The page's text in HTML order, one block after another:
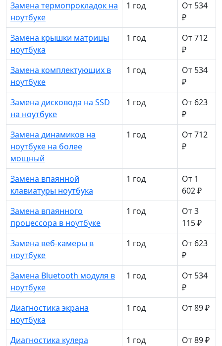
Замена термопрокладок на
ноутбуке
1 год
От 534
₽
Замена крышки матрицы
ноутбука
1 год
От 712
₽
Замена комплектующих в
ноутбуке
1 год
От 534
₽
Замена дисковода на SSD
на ноутбуке
1 год
От 623
₽
Замена динамиков на
ноутбуке на более
мощный
1 год
От 712
₽
Замена впаянной
клавиатуры ноутбука
1 год
От 1
602 ₽
Замена впаянного
процессора в ноутбуке
1 год
От 3
115 ₽
Замена веб-камеры в
ноутбуке
1 год
От 623
₽
Замена Bluetooth модуля в
ноутбуке
1 год
От 534
₽
Диагностика экрана
ноутбука
1 год От 89 ₽
Диагностика кулера
1 год От 89 ₽